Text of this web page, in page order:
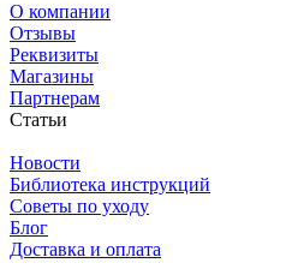
О компании
Отзывы
Реквизиты
Магазины
Партнерам
Статьи
Новости
Библиотека инструкций
Советы по уходу
Блог
Доставка и оплата